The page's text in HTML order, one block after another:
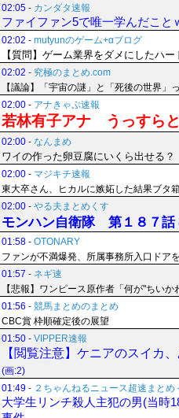
02:05 - カンダタ速報
ファイファン5で唯一学んだこと
02:02 - mutyunのゲーム+αブログ
【質問】ゲーム業界をダメにしたハ
02:02 - 究極のまとめ.com
【議論】「宇宙の謎」と「死後の世界」
02:00 - アナきゃぷ速報
若林有子アナ うっすらと
02:00 - なんまめ
ワイの作った卵豆腐にいくら出せる？
02:00 - マジキチ速報
東大卒さん、ヒカルに嫉妬した結果ブタ
02:00 - やる夫まとめくす
モンハン自衛隊 第１８７話
01:58 - OTONARY
ファンが不満爆発、所属事務所入口ドア
01:57 - ネギ速
【悲報】ワンピース原作者「何が"ちいか
01:56 - 競馬まとめのまとめ
CBC賞 枠順確定後の展望
01:50 - VIPPER速報
【閲覧注意】ケニアのスイカ
(画:2)
01:49 - ２ちゃんねるニュース超速まとめ
大学生リンチ殺人主犯の男(当時